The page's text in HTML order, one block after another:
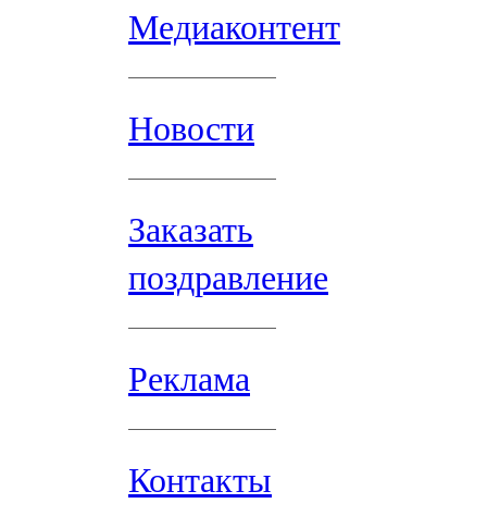
Медиаконтент
Новости
Заказать
поздравление
Реклама
Контакты